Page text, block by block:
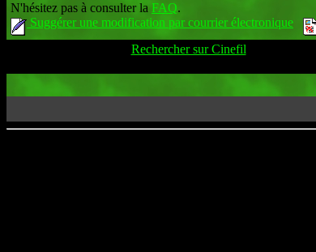
N'hésitez pas à consulter la FAQ.
Suggérer une modification par courrier électronique
Rechercher sur Cinefil